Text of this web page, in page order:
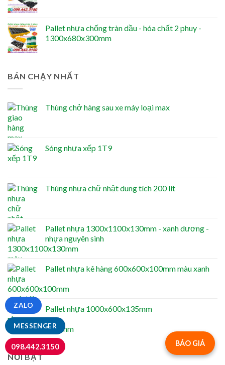
Pallet nhựa chống tràn dầu - hóa chất 2 phuy -
1300x680x300mm
BÁN CHẠY NHẤT
Thùng chở hàng sau xe máy loại max
Sóng nhựa xếp 1T9
Thùng nhựa chữ nhật dung tích 200 lít
Pallet nhựa 1300x1100x130mm - xanh dương -
nhựa nguyên sinh
Pallet nhựa kê hàng 600x600x100mm màu xanh
Pallet nhựa 1000x600x135mm
NỔI BẬT
BÁO GIÁ
MESSENGER
ZALO
098.442.3150